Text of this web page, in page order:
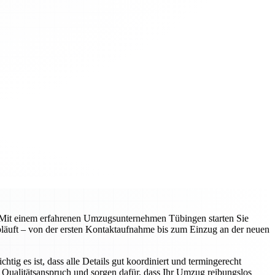
einem erfahrenen Umzugsunternehmen Tübingen starten Sie
– von der ersten Kontaktaufnahme bis zum Einzug an der neuen
es ist, dass alle Details gut koordiniert und termingerecht
und sorgen dafür, dass Ihr Umzug reibungslos